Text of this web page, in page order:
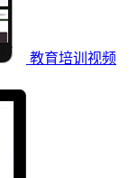
教育培训视频